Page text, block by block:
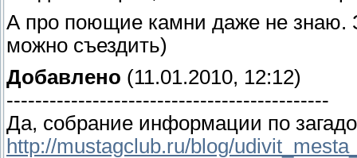
А про поющие камни даже не знаю.
можно съездить)
Добавлено (11.01.2010, 12:12)
---------------------------------------------
Да, собрание информации по
http://mustagclub.ru/blog/